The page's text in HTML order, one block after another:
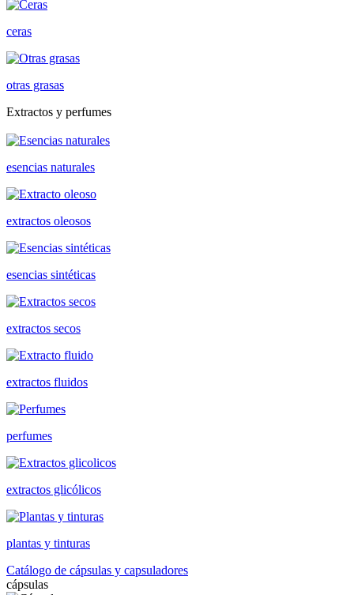
ceras
otras grasas
Extractos y perfumes
esencias naturales
extractos oleosos
esencias sintéticas
extractos secos
extractos fluidos
perfumes
extractos glicólicos
plantas y tinturas
Catálogo de cápsulas y capsuladores
cápsulas